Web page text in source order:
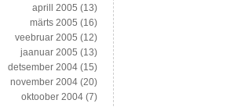
aprill 2005 (13)
märts 2005 (16)
veebruar 2005 (12)
jaanuar 2005 (13)
detsember 2004 (15)
november 2004 (20)
oktoober 2004 (7)